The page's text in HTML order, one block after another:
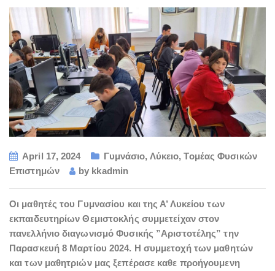
April 17, 2024 Γυμνάσιο, Λύκειο,Τομέας Φυσικών
Επιστημών
by kkadmin
Οι μαθητές του Γυμνασίου και της Α’ Λυκείου των
εκπαιδευτηρίων Θεμιστοκλής συμμετείχαν στον
πανελλήνιο διαγωνισμό Φυσικής ”Αριστοτέλης” την
Παρασκευή 8 Μαρτίου 2024. Η συμμετοχή των μαθητών
και των μαθητριών μας ξεπέρασε καθε προήγουμενη